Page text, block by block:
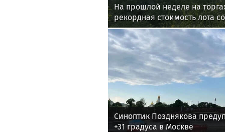
На прошлой неделе на
рекордная стоимость лота
рублей
Синоптик Позднякова
+31 градуса в Москве